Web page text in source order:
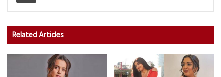
Related Articles